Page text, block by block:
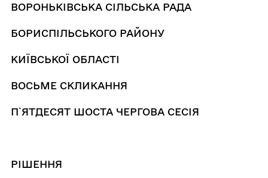
ВОРОНЬКІВСЬКА СІЛЬСЬКА РАДА
БОРИСПІЛЬСЬКОГО РАЙОНУ
КИЇВСЬКОЇ ОБЛАСТІ
ВОСЬМЕ СКЛИКАННЯ
П`ЯТДЕСЯТ ШОСТА ЧЕРГОВА СЕСІЯ
РІШЕННЯ